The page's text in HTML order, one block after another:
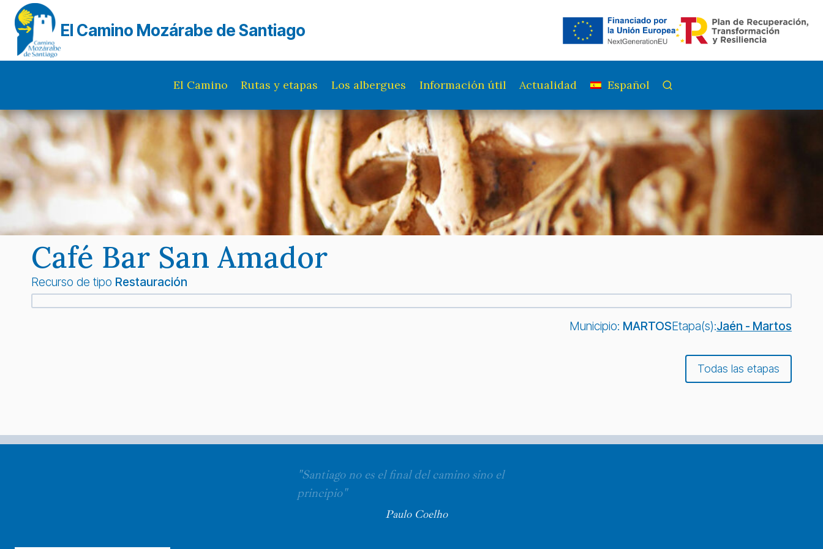
Saltar
contenido
El Camino Mozárabe de Santiago
El Camino Rutas y etapas Los albergues Información útil Actualidad Español
Café Bar San Amador
Recurso de tipo Restauración
Municipio: MARTOSEtapa(s):Jaén - Martos
Todas las etapas
"Santiago no es el final del camino sino el
principio"
Paulo Coelho